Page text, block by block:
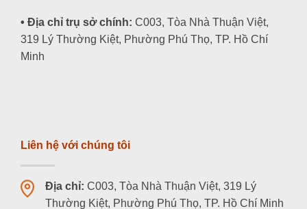
• Địa chỉ trụ sở chính: C003, Tòa Nhà Thuận Việt,
319 Lý Thường Kiệt, Phường Phú Thọ, TP. Hồ Chí
Minh
Liên hệ với chúng tôi
Địa chỉ: C003, Tòa Nhà Thuận Việt, 319 Lý
Thường Kiệt, Phường Phú Thọ, TP. Hồ Chí Minh